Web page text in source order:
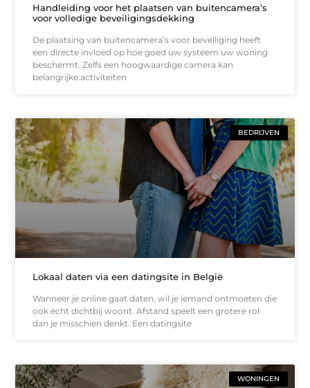
Handleiding voor het plaatsen van buitencamera’s
voor volledige beveiligingsdekking
De plaatsing van buitencamera’s voor beveiliging heeft
een directe invloed op hoe goed uw systeem uw woning
beschermt. Zelfs een hoogwaardige camera kan
belangrijke activiteiten
BEDRIJVEN
Lokaal daten via een datingsite in België
Wanneer je online gaat daten, wil je iemand ontmoeten die
ook écht dichtbij woont. Afstand speelt een grotere rol
dan je misschien denkt. Een datingsite
WONINGEN